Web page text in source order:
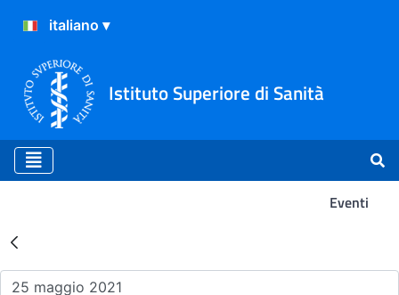
Istituto Superiore di Sanità
Eventi
Risultati della Ricerca -